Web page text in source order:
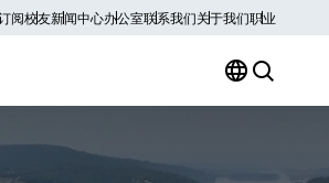
阅校友新闻中心办公室联系我们关于我们职业